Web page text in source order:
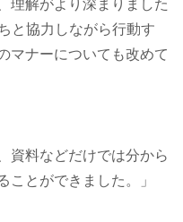
理解がより深まりました
と協力しながら行動す
マナーについても改めて
資料などだけでは分から
ことができました。」